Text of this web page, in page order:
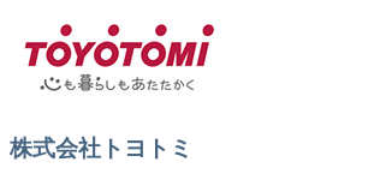
株式会社トヨトミ